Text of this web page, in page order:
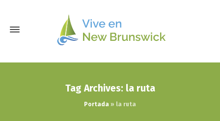
Tag Archives: la ruta
Portada » la ruta